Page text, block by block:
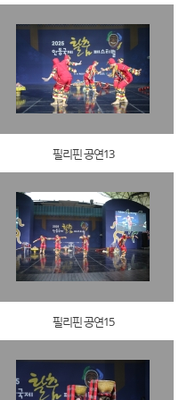
필리핀 공연13
필리핀 공연15